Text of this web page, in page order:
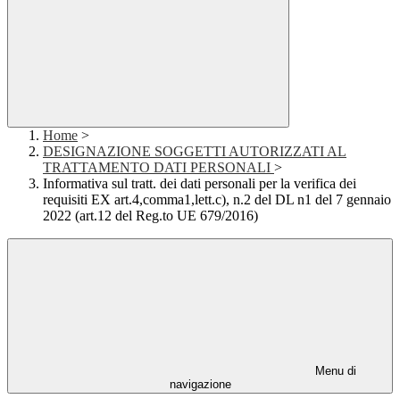
Home >
DESIGNAZIONE SOGGETTI AUTORIZZATI AL
TRATTAMENTO DATI PERSONALI >
Informativa sul tratt. dei dati personali per la verifica dei
requisiti EX art.4,comma1,lett.c), n.2 del DL n1 del 7 gennaio
2022 (art.12 del Reg.to UE 679/2016)
Menu di
navigazione